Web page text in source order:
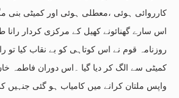
کارروائی ہوئی ،معطلی ہوئی اور کمیٹی بنی
اس سارے گھنائونے کھیل کے مرکزی کردار
روزنامہ قوم نے اس کوتاہی کو بے نقاب کیا تو
کمیٹی سے الگ کر دیا گیا ۔اس دوران فاطمہ خان
واپس ملتان کرانے میں کامیاب ہو گئی جنہیں